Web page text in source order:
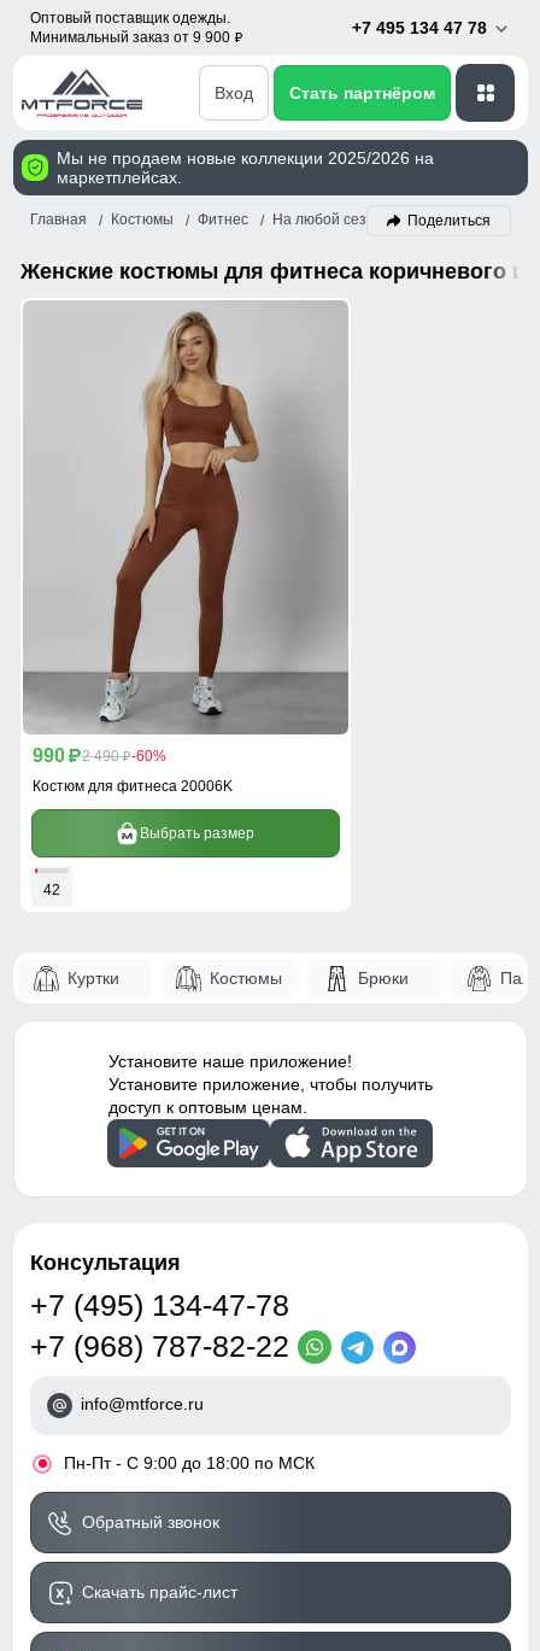
Оптовый поставщик одежды.
Минимальный заказ от 9 900 p
+7 495 134 47 78
Вход Стать партнёром
Мы не продаем новые коллекции 2025/2026 на
маркетплейсах.
Главная Костюмы Фитнес На любой сезон Женский
Поделиться
Женские костюмы для фитнеса коричневого
990 p2 490 p-60%
Костюм для фитнеса 20006K
Выбрать размер
42
Куртки Костюмы Брюки
Установите наше приложение!
Установите приложение, чтобы получить
доступ к оптовым ценам.
Консультация
+7 (495) 134-47-78
+7 (968) 787-82-22
info@mtforce.ru
• Пн-Пт - С 9:00 до 18:00 по МСК
Обратный звонок
Скачать прайс-лист